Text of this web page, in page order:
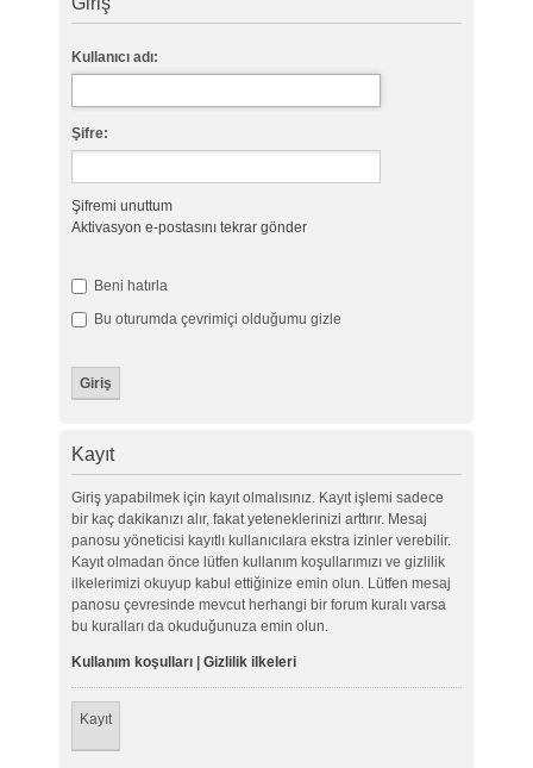
Kullanıcı adı:
Şifre:
Şifremi unuttum
Aktivasyon e-postasını tekrar gönder
Beni hatırla
Bu oturumda çevrimiçi olduğumu gizle
Kayıt
Giriş yapabilmek için kayıt olmalısınız. Kayıt işlemi sadece
bir kaç dakikanızı alır, fakat yeteneklerinizi arttırır. Mesaj
panosu yöneticisi kayıtlı kullanıcılara ekstra izinler verebilir.
Kayıt olmadan önce lütfen kullanım koşullarımızı ve gizlilik
ilkelerimizi okuyup kabul ettiğinize emin olun. Lütfen mesaj
panosu çevresinde mevcut herhangi bir forum kuralı varsa
bu kuralları da okuduğunuza emin olun.
Kullanım koşulları| Gizlilik ilkeleri
Kayıt